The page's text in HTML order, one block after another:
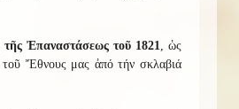
Ἐπαναστάσεως τοῦ 1821, ὡς
Ἔθνους μας ἀπό τήν σκλαβιά